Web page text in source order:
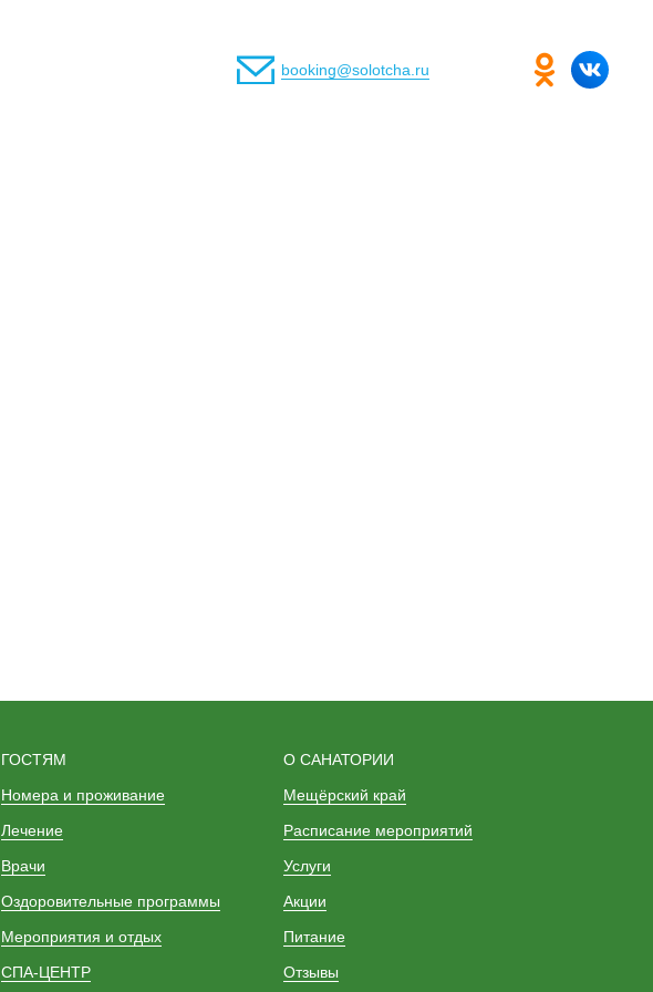
booking@solotcha.ru
ГОСТЯМ
Номера и проживание
Лечение
Врачи
Оздоровительные программы
Мероприятия и отдых
СПА-ЦЕНТР
О САНАТОРИИ
Мещёрский край
Расписание мероприятий
Услуги
Акции
Питание
Отзывы